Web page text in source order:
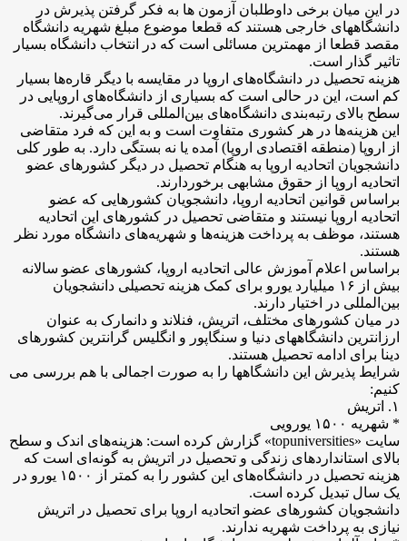
در این میان برخی داوطلبان آزمون ها به فکر گرفتن پذیرش در
دانشگاههای خارجی هستند که قطعا موضوع مبلغ شهریه دانشگاه
مقصد قطعا از مهمترین مسائلی است که در انتخاب دانشگاه بسیار
تاثیر گذار است.
هزینه تحصیل در دانشگاه‌های اروپا در مقایسه با دیگر قاره‌ها بسیار
کم است، این در حالی است که بسیاری از دانشگاه‌های اروپایی در
سطح بالای رتبه‌بندی دانشگاه‌های بین‌المللی قرار می‌گیرند.
این هزینه‌ها در هر کشوری متفاوت است و به این که فرد متقاضی
از اروپا (منطقه اقتصادی اروپا) آمده یا نه بستگی دارد. به طور کلی
دانشجویان اتحادیه اروپا به هنگام تحصیل در دیگر کشور‌های عضو
اتحادیه اروپا از حقوق مشابهی برخوردارند.
براساس قوانین اتحادیه اروپا، دانشجویان کشور‌هایی که عضو
اتحادیه اروپا نیستند و متقاضی تحصیل در کشور‌های این اتحادیه
هستند، موظف به پرداخت هزینه‌ها و شهریه‌های دانشگاه مورد نظر
هستند.
براساس اعلام آموزش عالی اتحادیه اروپا، کشور‌های عضو سالانه
بیش از ۱۶ میلیارد یورو برای کمک هزینه تحصیلی دانشجویان
بین‌المللی در اختیار دارند.
در میان کشورهای مختلف، اتریش، فنلاند و دانمارک به عنوان
ارزانترین دانشگاههای دنیا و سنگاپور و انگلیس گرانترین کشورهای
دینا برای ادامه تحصیل هستند.
شرایط پذیرش این دانشگاهها را به صورت اجمالی با هم بررسی می
کنیم:
۱. اتریش
* شهریه ۱۵۰۰ یورویی
سایت «topuniversities» گزارش کرده است: هزینه‌های اندک و سطح
بالای استاندارد‌های زندگی و تحصیل در اتریش به گونه‌ای است که
هزینه تحصیل در دانشگاه‌های این کشور را به کمتر از ۱۵۰۰ یورو در
یک سال تبدیل کرده است.
دانشجویان کشور‌های عضو اتحادیه اروپا برای تحصیل در اتریش
نیازی به پرداخت شهریه ندارند.